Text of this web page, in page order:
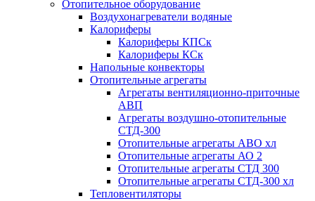
Отопительное оборудование
Воздухонагреватели водяные
Калориферы
Калориферы КПСк
Калориферы КСк
Напольные конвекторы
Отопительные агрегаты
Агрегаты вентиляционно-приточные
АВП
Агрегаты воздушно-отопительные
СТД-300
Отопительные агрегаты АВО хл
Отопительные агрегаты АО 2
Отопительные агрегаты СТД 300
Отопительные агрегаты СТД-300 хл
Тепловентиляторы